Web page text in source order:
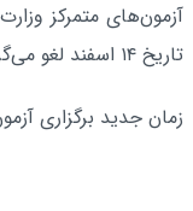
آزمون‌های متمرکز
تاریخ ۱۴ اسفند لغو می‌گردد.
زمان جدید برگزاری آزمون در بهار ۱۴۰۵